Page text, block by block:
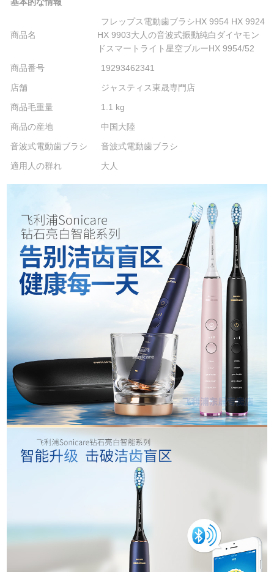
商品名
フレップス電動歯ブラシHX 9954 HX 9924
HX 9903大人の音波式振動純白ダイヤモン
ドスマートライト星空ブルーHX 9954/52
商品番号
19293462341
店舗
ジャスティス東晟専門店
商品毛重量
1.1 kg
商品の産地
中国大陸
音波式電動歯ブラシ
音波式電動歯ブラシ
適用人の群れ
大人